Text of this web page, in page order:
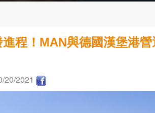
程！MAN與德國漢堡港
20/2021